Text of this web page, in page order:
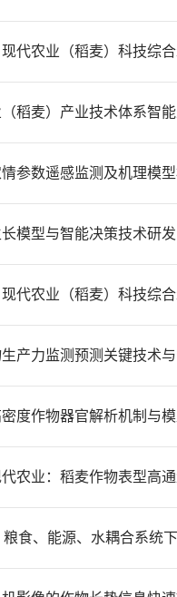
代农业（稻麦）科技综
稻麦）产业技术体系智
参数遥感监测及机理模
模型与智能决策技术研
代农业（稻麦）科技综
产力监测预测关键技术
度作物器官解析机制与
农业：稻麦作物表型高
食、能源、水耦合系统